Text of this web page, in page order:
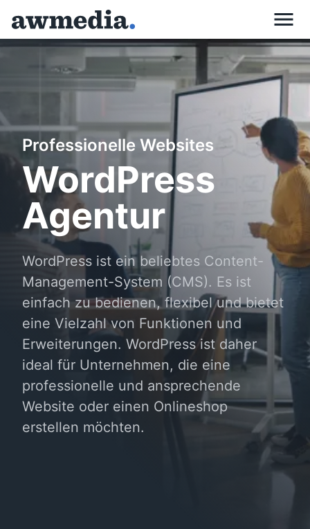
content
Professionelle Websites
WordPress
Agentur
WordPress ist ein beliebtes Content-
Management-System (CMS). Es ist
einfach zu bedienen, flexibel und bietet
eine Vielzahl von Funktionen und
Erweiterungen. WordPress ist daher
ideal für Unternehmen, die eine
professionelle und ansprechende
Website oder einen Onlineshop
erstellen möchten.